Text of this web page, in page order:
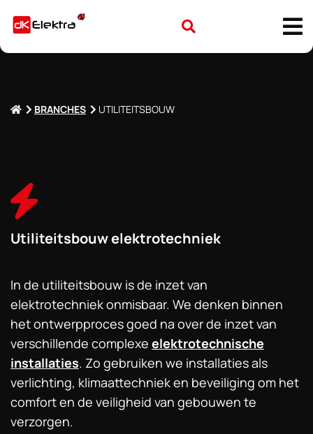
BRANCHES UTILITEITSBOUW
Utiliteitsbouw elektrotechniek
In de utiliteitsbouw is de inzet van
elektrotechniek onmisbaar. We denken binnen
het ontwerpproces goed na over de inzet van
verschillende complexe elektrotechnische
installaties. Zo gebruiken we installaties als
verlichting, klimaattechniek en beveiliging om het
comfort en de veiligheid van gebouwen te
verzorgen.